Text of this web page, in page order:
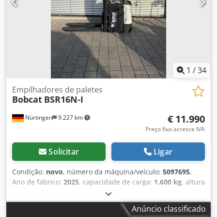
1 /34
Nürtingen 9.227 km
Empilhadores de paletes
Bobcat BSR16N-I
€ 11.990
Preço fixo acresce IVA
Solicitar Ligar
Condição: novo, número da máquina/veículo: 5097695,
Ano de fabrico: 2025, capacidade de carga: 1.600 kg, altura
, elevação livre:
de carga:600 mm, tipo de combustível:elétrico, tipo de
, altura de construção:2.120 mm, tensão da
Anúncio classificado